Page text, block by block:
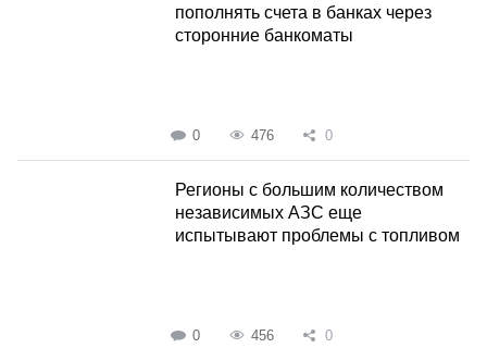
пополнять счета в банках через
сторонние банкоматы
0 476 0
Регионы с большим количеством
независимых АЗС еще
испытывают проблемы с топливом
0 456 0